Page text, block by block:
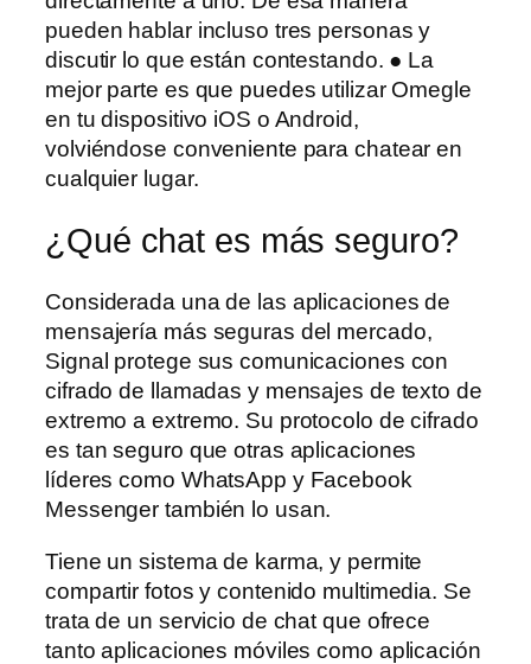
pueden hablar incluso tres personas y
discutir lo que están contestando. ● La
mejor parte es que puedes utilizar Omegle
en tu dispositivo iOS o Android,
volviéndose conveniente para chatear en
cualquier lugar.
¿Qué chat es más seguro?
Considerada una de las aplicaciones de
mensajería más seguras del mercado,
Signal protege sus comunicaciones con
cifrado de llamadas y mensajes de texto de
extremo a extremo. Su protocolo de cifrado
es tan seguro que otras aplicaciones
líderes como WhatsApp y Facebook
Messenger también lo usan.
Tiene un sistema de karma, y permite
compartir fotos y contenido multimedia. Se
trata de un servicio de chat que ofrece
tanto aplicaciones móviles como aplicación